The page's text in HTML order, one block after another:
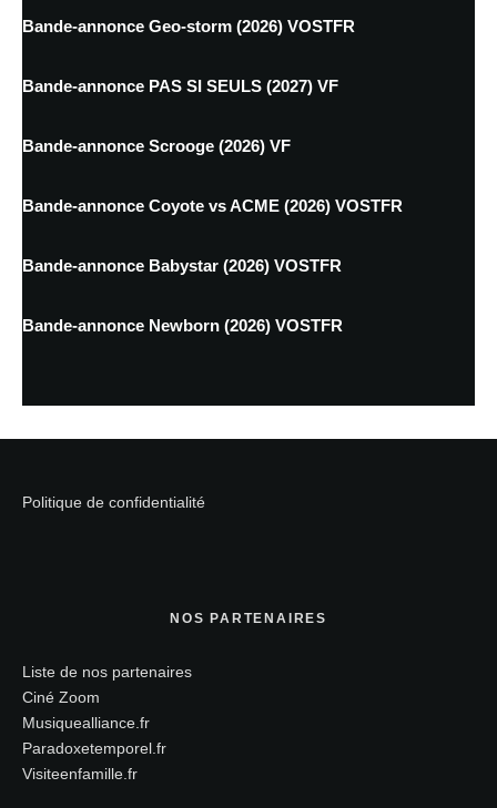
Bande-annonce Geo-storm (2026) VOSTFR
Bande-annonce PAS SI SEULS (2027) VF
Bande-annonce Scrooge (2026) VF
Bande-annonce Coyote vs ACME (2026) VOSTFR
Bande-annonce Babystar (2026) VOSTFR
Bande-annonce Newborn (2026) VOSTFR
Politique de confidentialité
NOS PARTENAIRES
Liste de nos partenaires
Ciné Zoom
Musiquealliance.fr
Paradoxetemporel.fr
Visiteenfamille.fr